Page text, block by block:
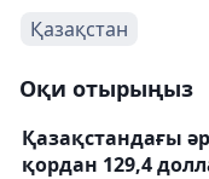
Қазақстан
Оқи отырыңыз
Қазақстандағы
қордан 129,4